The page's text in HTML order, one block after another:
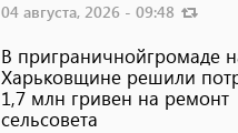
04 августа, 2026 - 09:48
В приграничнойгромаде
Харьковщине решили
1,7 млн ​​гривен на ремонт
сельсовета